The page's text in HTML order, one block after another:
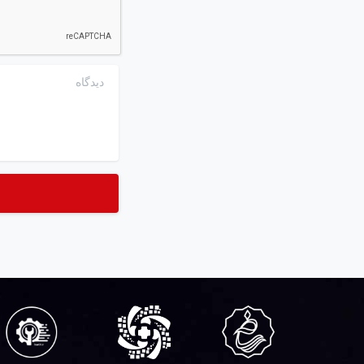
دیدگاه